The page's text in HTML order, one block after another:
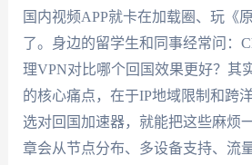
国内视频APP就卡在加载圈、玩《
了。身边的留学生和同事经常问：
理VPN对比哪个回国效果更好？其
的核心痛点，在于IP地域限制和
选对回国加速器，就能把这些麻烦
章会从节点分布、多设备支持、流